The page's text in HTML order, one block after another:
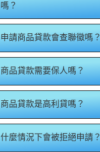
嗎？
申請商品貸款會查聯徵嗎？
商品貸款需要保人嗎？
商品貸款是高利貸嗎？
什麼情況下會被拒絕申請？